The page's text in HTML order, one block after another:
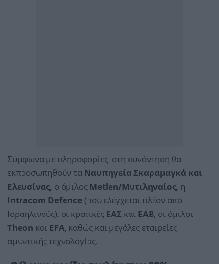
Σύμφωνα με πληροφορίες, στη συνάντηση θα
εκπροσωπηθούν τα Ναυπηγεία Σκαραμαγκά και
Ελευσίνας, ο όμιλος Metlen/Μυτιληναίος, η
Intracom Defence (που ελέγχεται πλέον από
Ισραηλινούς), οι κρατικές ΕΑΣ και ΕΑΒ, οι όμιλοι
Theon και EFA, καθώς και μεγάλες εταιρείες
αμυντικής τεχνολογίας.